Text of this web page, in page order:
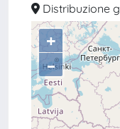
Distribuzione
+
–